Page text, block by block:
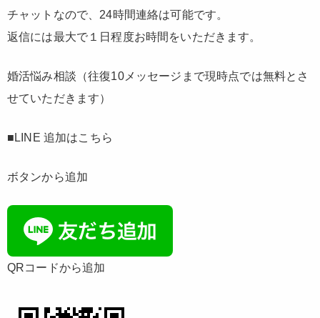
チャットなので、24時間連絡は可能です。
返信には最大で１日程度お時間をいただきます。
婚活悩み相談（往復10メッセージまで現時点では無料とさ
せていただきます）
■LINE 追加はこちら
ボタンから追加
QRコードから追加